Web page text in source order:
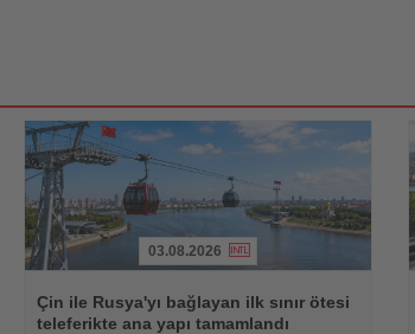
Oku
03.08.2026
Çin ile Rusya'yı bağlayan ilk sınır ötesi
teleferikte ana yapı tamamlandı